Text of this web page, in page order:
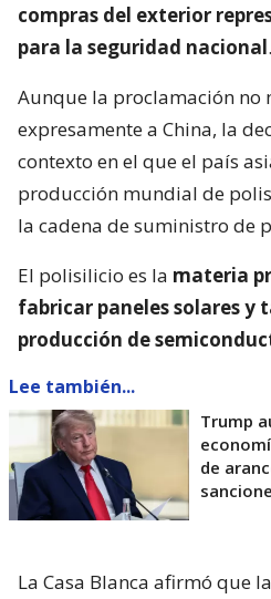
compras del exterior
para la seguridad nacional.
Aunque la proclamación no
expresamente a China, la
contexto en el que el país
producción mundial de
la cadena de suministro de
El polisilicio es la materia
fabricar paneles solares y
producción de
Lee también...
Trump
de
La Casa Blanca afirmó que